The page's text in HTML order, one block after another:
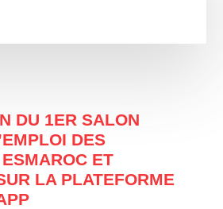
DU 1ER SALON
DES
ET
LA PLATEFORME